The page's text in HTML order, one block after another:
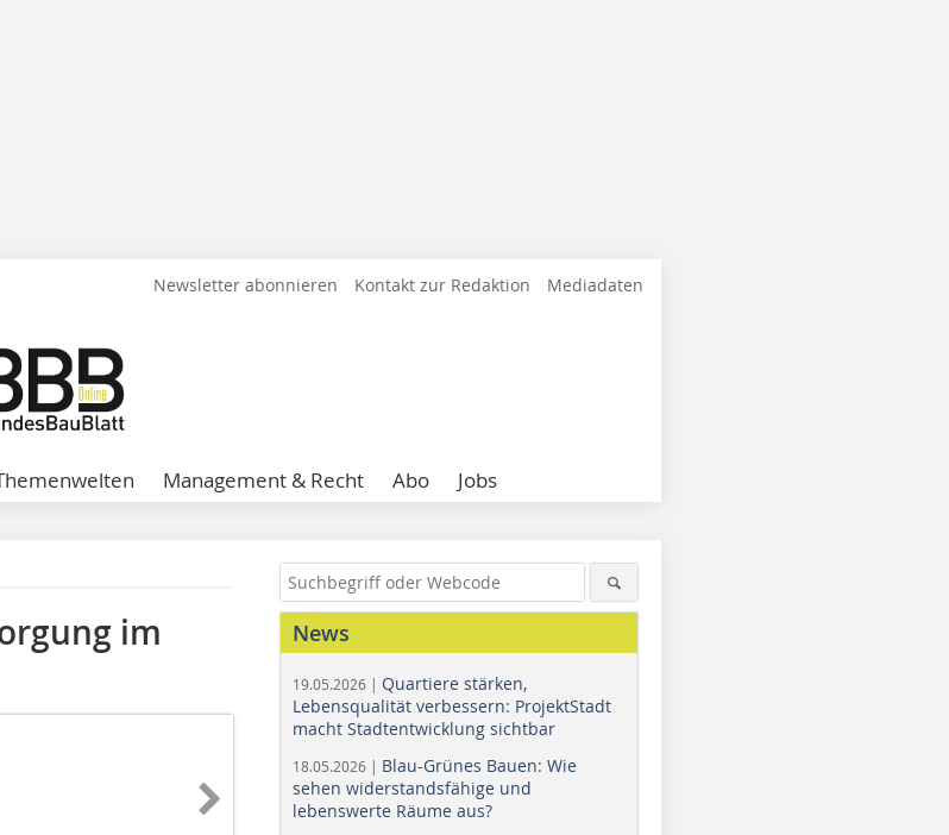
Newsletter abonnieren Kontakt zur Redaktion Mediadaten
Management & Recht Abo Jobs
im
News
19.05.2026 | Quartiere stärken,
Lebensqualität verbessern: ProjektStadt
macht Stadtentwicklung sichtbar
18.05.2026 | Blau-Grünes Bauen: Wie
sehen widerstandsfähige und
lebenswerte Räume aus?